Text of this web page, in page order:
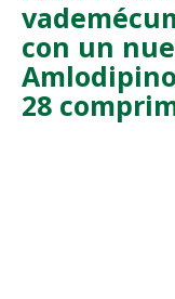
con un
28